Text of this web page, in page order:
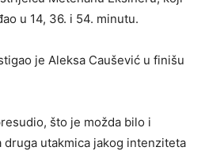
u 14, 36. i 54. minutu.
je Aleksa Caušević u finišu
što je možda bilo i
utakmica jakog intenziteta